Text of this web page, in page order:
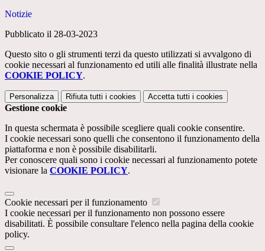
Notizie
Pubblicato il 28-03-2023
Questo sito o gli strumenti terzi da questo utilizzati si avvalgono di
cookie necessari al funzionamento ed utili alle finalità illustrate nella
COOKIE POLICY.
Personalizza Rifiuta tutti i cookies Accetta tutti i cookies
Gestione cookie
In questa schermata è possibile scegliere quali cookie consentire.
I cookie necessari sono quelli che consentono il funzionamento della
piattaforma e non è possibile disabilitarli.
Per conoscere quali sono i cookie necessari al funzionamento potete
visionare la COOKIE POLICY.
Cookie necessari per il funzionamento
I cookie necessari per il funzionamento non possono essere
disabilitati. È possibile consultare l'elenco nella pagina della cookie
policy.